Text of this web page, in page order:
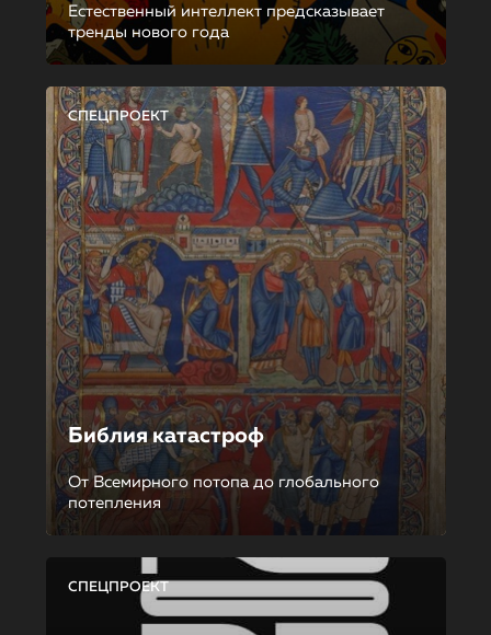
Естественный интеллект предсказывает
тренды нового года
СПЕЦПРОЕКТ
Библия катастроф
От Всемирного потопа до глобального
потепления
СПЕЦПРОЕКТ